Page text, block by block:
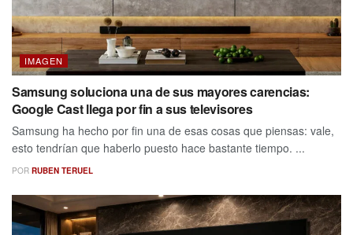
IMAGEN
Samsung soluciona una de sus mayores carencias:
Google Cast llega por fin a sus televisores
Samsung ha hecho por fin una de esas cosas que piensas: vale,
esto tendrían que haberlo puesto hace bastante tiempo. ...
POR RUBEN TERUEL